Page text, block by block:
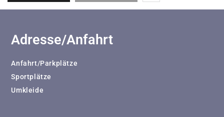
Adresse/Anfahrt
Anfahrt/Parkplätze
Sportplätze
Umkleide